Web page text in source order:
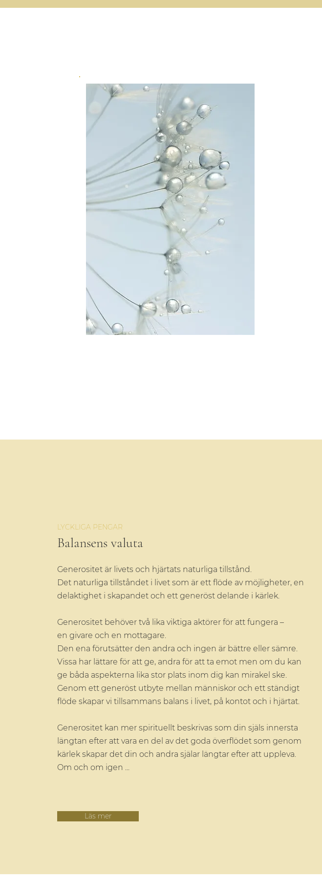
LYCKLIGA PENGAR
Balansens valuta
Generositet är livets och hjärtats naturliga tillstånd.
Det naturliga tillståndet i livet som är ett flöde av möjligheter, en
delaktighet i skapandet och ett generöst delande i kärlek.
Generositet behöver två lika viktiga aktörer för att fungera –
en givare och en mottagare.
Den ena förutsätter den andra och ingen är bättre eller sämre.
Vissa har lättare för att ge, andra för att ta emot men om du kan
ge båda aspekterna lika stor plats inom dig kan mirakel ske.
Genom ett generöst utbyte mellan människor och ett ständigt
flöde skapar vi tillsammans balans i livet, på kontot och i hjärtat.
Generositet kan mer spirituellt beskrivas som din själs innersta
längtan efter att vara en del av det goda överflödet som genom
kärlek skapar det din och andra själar längtar efter att uppleva.
Om och om igen ...
Läs mer